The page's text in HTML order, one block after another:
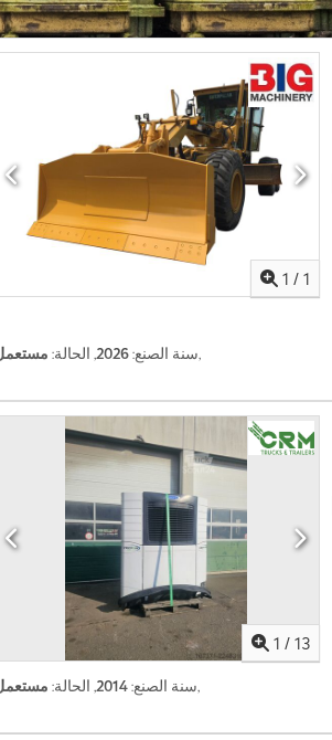
1 / 1
سنة الصنع:2026, الحالة: ,
1 / 13
سنة الصنع:2014, الحالة: ,